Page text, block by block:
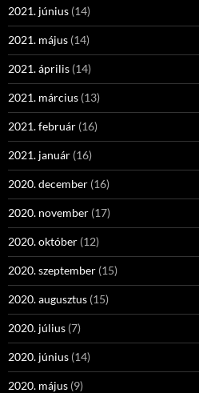
2021. június (14)
2021. május (14)
2021. április (14)
2021. március (13)
2021. február (16)
2021. január (16)
2020. december (16)
2020. november (17)
2020. október (12)
2020. szeptember (15)
2020. augusztus (15)
2020. július (7)
2020. június (14)
2020. május (9)